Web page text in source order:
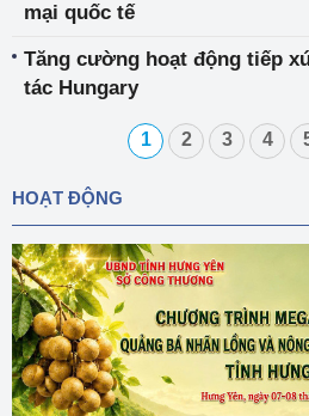
mại quốc tế
Tăng cường hoạt động tiếp
tác Hungary
1 2 3 4
HOẠT ĐỘNG